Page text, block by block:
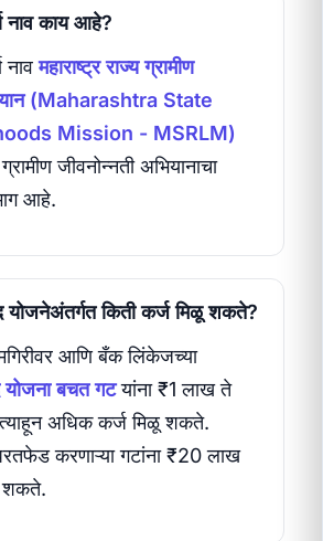
नाव काय आहे?
नावमहाराष्ट्र राज्य ग्रामीण
(Maharashtra State
Mission - MSRLM)
जीवनोन्नती अभियानाचा
आहे.
योजनेअंतर्गत किती कर्ज मिळू शकते?
आणि बँक लिंकेजच्या
योजना बचत गटयांना ₹1 लाख ते
अधिक कर्ज मिळू शकते.
करणाऱ्या गटांना ₹20 लाख
शकते.